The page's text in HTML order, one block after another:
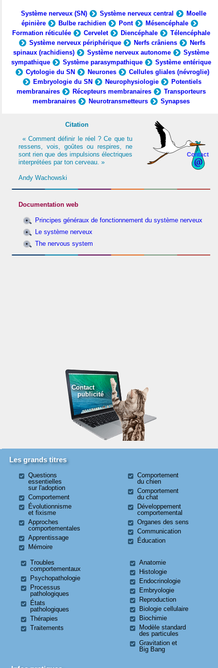
Système nerveux (SN) Système nerveux central
Moelle
épinière
Bulbe rachidien Pont
Mésencéphale
Formation réticulée
Cervelet Diencéphale
Télencéphale
Système nerveux périphérique
Nerfs crâniens
Nerfs
spinaux (rachidiens)
Système nerveux autonome
Système
sympathique
Système parasympathique
Système entérique
Cytologie du SN
Neurones
Cellules gliales (névroglie)
Embryologie du SN
Neurophysiologie
Potentiels
membranaires
Récepteurs membranaires
Transporteurs
membranaires
Neurotransmetteurs Synapses
Contact
Citation
« Comment définir le réel ? Ce que tu
ressens, vois, goûtes ou respires, ne
sont rien que des impulsions électriques
interprétées par ton cerveau. »
Andy Wachowski
Documentation web
Principes généraux de fonctionnement du système nerveux
Le système nerveux
The nervous system
Contact
publicité
Les grands titres
Questions
essentielles
sur l'adoption
Comportement
Évolutionnisme
et fixisme
Approches
comportementales
Apprentissage
Mémoire
Comportement
du chien
Comportement
du chat
Développement
comportemental
Organes des sens
Communication
Éducation
Troubles
comportementaux
Psychopathologie
Processus
pathologiques
États
pathologiques
Thérapies
Traitements
Anatomie
Histologie
Endocrinologie
Embryologie
Reproduction
Biologie cellulaire
Biochimie
Modèle standard
des particules
Gravitation et
Big Bang